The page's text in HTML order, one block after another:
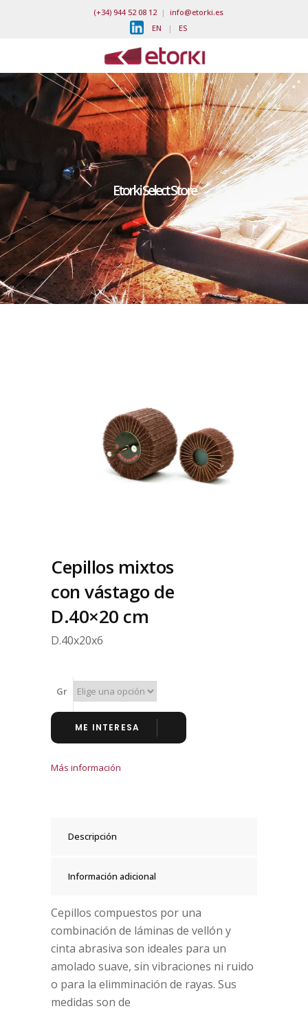
(+34) 944 52 08 12| info@etorki.es
EN | ES
Etorki Select Store
Cepillos mixtos
con vástago de
D.40×20 cm
D.40x20x6
Gr
ME INTERESA
Más información
Descripción
Información adicional
Cepillos compuestos por una
combinación de láminas de vellón y
cinta abrasiva son ideales para un
amolado suave, sin vibraciones ni ruido
o para la elimminación de rayas. Sus
medidas son de